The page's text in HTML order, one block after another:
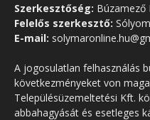
Szerkesztőség:
Felelős szerkesztő:
E-mail:
A jogosulatlan felhasználás
következményeket von
Településüzemeltetési Kft.
abbahagyását és esetleges